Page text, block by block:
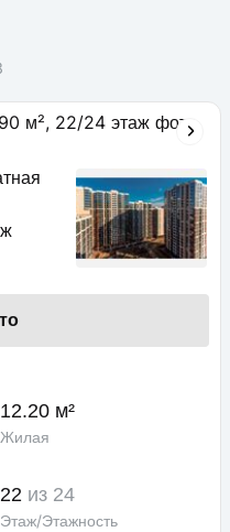
12.20 м²
Жилая
22 из 24
Этаж/Этажность